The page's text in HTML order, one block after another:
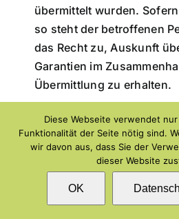
übermittelt wurden.
so steht der betroffenen
das Recht zu, Auskunft
Garantien im
Übermittlung zu erhalten.
Möchte eine betroffene
Auskunftsrecht in
sie sich hierzu jederzeit
des für die Verarbeitung
wenden.
Diese Webseite verwendet
Funktionalität der Seite nötig sind.
wir davon aus, dass Sie der
dieser Website
OK